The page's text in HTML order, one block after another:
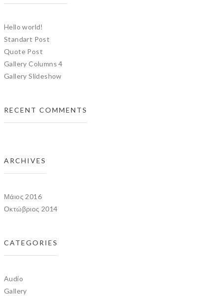
Hello world!
Standart Post
Quote Post
Gallery Columns 4
Gallery Slideshow
RECENT COMMENTS
ARCHIVES
Μάιος 2016
Οκτώβριος 2014
CATEGORIES
Audio
Gallery